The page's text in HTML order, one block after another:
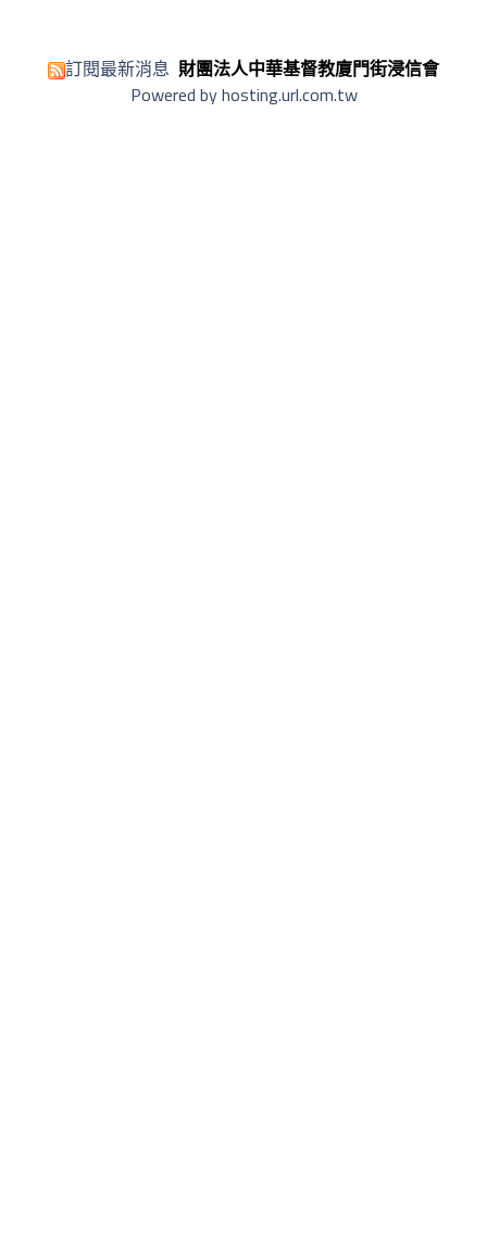
訂閱最新消息 財團法人中華基督教廈門街浸信會
Powered by hosting.url.com.tw